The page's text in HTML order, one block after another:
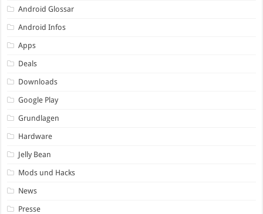
Android Glossar
Android Infos
Apps
Deals
Downloads
Google Play
Grundlagen
Hardware
Jelly Bean
Mods und Hacks
News
Presse